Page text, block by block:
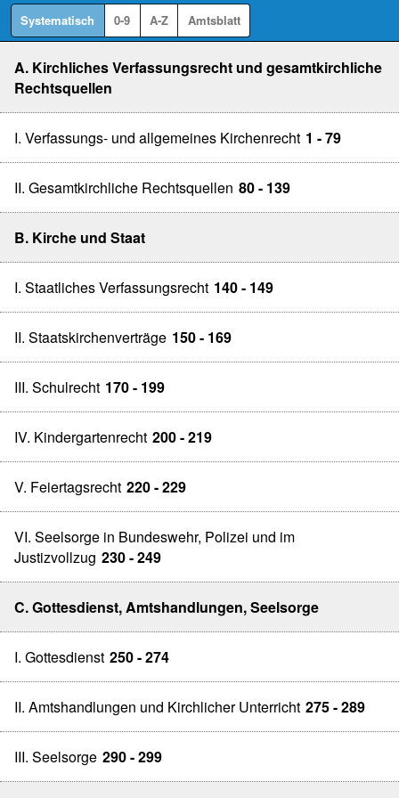
Systematisch 0-9 A-Z Amtsblatt
A. Kirchliches Verfassungsrecht und gesamtkirchliche
Rechtsquellen
I. Verfassungs- und allgemeines Kirchenrecht 1 - 79
II. Gesamtkirchliche Rechtsquellen 80 - 139
B. Kirche und Staat
I. Staatliches Verfassungsrecht 140 - 149
II. Staatskirchenverträge 150 - 169
III. Schulrecht 170 - 199
IV. Kindergartenrecht 200 - 219
V. Feiertagsrecht 220 - 229
VI. Seelsorge in Bundeswehr, Polizei und im
Justizvollzug 230 - 249
C. Gottesdienst, Amtshandlungen, Seelsorge
I. Gottesdienst 250 - 274
II. Amtshandlungen und Kirchlicher Unterricht 275 - 289
III. Seelsorge 290 - 299